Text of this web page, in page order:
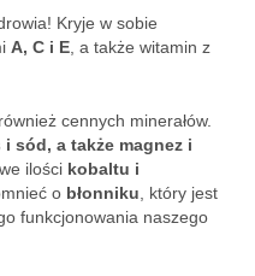
Kryje w sobie
A, C i E , a także witamin z
cennych minerałów.
sód, a także magnez i
ilości kobaltu i
o błonniku , który jest
funkcjonowania naszego